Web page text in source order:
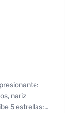
nariz
5 estrellas: